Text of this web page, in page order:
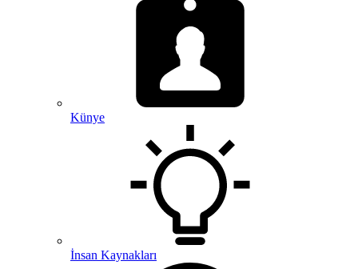
Künye
İnsan Kaynakları